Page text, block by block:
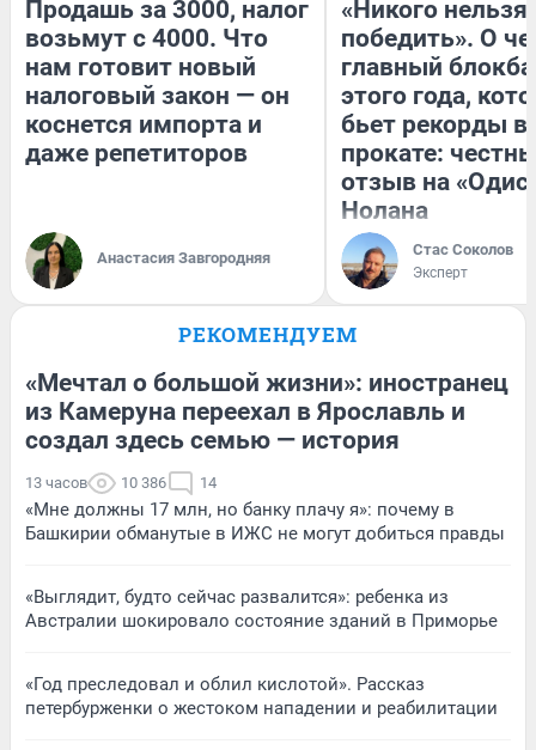
Продашь за 3000, налог
возьмут с 4000. Что
нам готовит новый
налоговый закон — он
коснется импорта и
даже репетиторов
Анастасия Завгородняя
«Никого нельзя
победить». О
главный
этого года,
бьет рекорды в
прокате:
отзыв на
Нолана
Стас Соколов
Эксперт
РЕКОМЕНДУЕМ
«Мечтал о большой жизни»: иностранец
из Камеруна переехал в Ярославль и
создал здесь семью — история
13 часов 10 386 14
«Мне должны 17 млн, но банку плачу я»: почему в
Башкирии обманутые в ИЖС не могут добиться правды
«Выглядит, будто сейчас развалится»: ребенка из
Австралии шокировало состояние зданий в Приморье
«Год преследовал и облил кислотой». Рассказ
петербурженки о жестоком нападении и реабилитации